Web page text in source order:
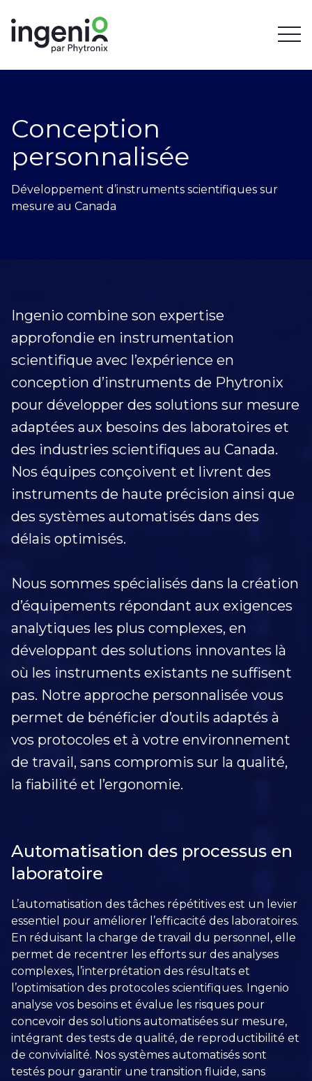
Conception
personnalisée
Développement d’instruments scientifiques sur
mesure au Canada
Ingenio combine son expertise
approfondie en instrumentation
scientifique avec l’expérience en
conception d’instruments de Phytronix
pour développer des solutions sur mesure
adaptées aux besoins des laboratoires et
des industries scientifiques au Canada.
Nos équipes conçoivent et livrent des
instruments de haute précision ainsi que
des systèmes automatisés dans des
délais optimisés.
Nous sommes spécialisés dans la création
d’équipements répondant aux exigences
analytiques les plus complexes, en
développant des solutions innovantes là
où les instruments existants ne suffisent
pas. Notre approche personnalisée vous
permet de bénéficier d’outils adaptés à
vos protocoles et à votre environnement
de travail, sans compromis sur la qualité,
la fiabilité et l’ergonomie.
Automatisation des processus en
laboratoire
L’automatisation des tâches répétitives est un levier
essentiel pour améliorer l’efficacité des laboratoires.
En réduisant la charge de travail du personnel, elle
permet de recentrer les efforts sur des analyses
complexes, l’interprétation des résultats et
l’optimisation des protocoles scientifiques. Ingenio
analyse vos besoins et évalue les risques pour
concevoir des solutions automatisées sur mesure,
intégrant des tests de qualité, de reproductibilité et
de convivialité. Nos systèmes automatisés sont
testés pour garantir une transition fluide, sans